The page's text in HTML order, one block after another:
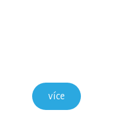
více